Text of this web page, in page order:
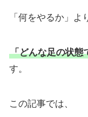
「何をやるか」よ
「どんな足の状態
す。
この記事では、